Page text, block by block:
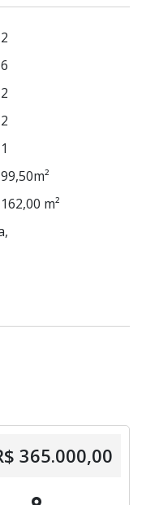
2
6
2
2
1
99,50m²
162,00 m²
365.000,00